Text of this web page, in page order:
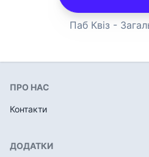
Паб Квіз -
ПРО НАС
Контакти
ДОДАТКИ